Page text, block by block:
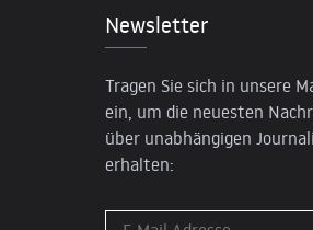
Newsletter
Tragen Sie sich in unsere
ein, um die neuesten
über unabhängigen
erhalten: